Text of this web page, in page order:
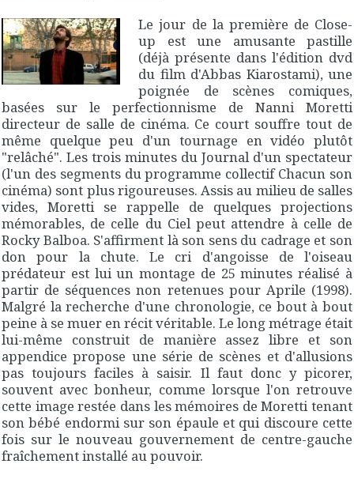
Le jour de la première de Close-
up est une amusante pastille
(déjà présente dans l'édition dvd
du film d'Abbas Kiarostami), une
poignée de scènes comiques,
basées sur le perfectionnisme de Nanni Moretti
directeur de salle de cinéma. Ce court souffre tout de
même quelque peu d'un tournage en vidéo plutôt
"relâché". Les trois minutes du Journal d'un spectateur
(l'un des segments du programme collectifChacun son
cinéma) sont plus rigoureuses. Assis au milieu de salles
vides, Moretti se rappelle de quelques projections
mémorables, de celle du Ciel peut attendre à celle de
Rocky Balboa. S'affirment là son sens du cadrage et son
don pour la chute. Le cri d'angoisse de l'oiseau
prédateur est lui un montage de 25 minutes réalisé à
partir de séquences non retenues pour Aprile (1998).
Malgré la recherche d'une chronologie, ce bout à bout
peine à se muer en récit véritable. Le long métrage était
lui-même construit de manière assez libre et son
appendice propose une série de scènes et d'allusions
pas toujours faciles à saisir. Il faut donc y picorer,
souvent avec bonheur, comme lorsque l'on retrouve
cette image restée dans les mémoires de Moretti tenant
son bébé endormi sur son épaule et qui discoure cette
fois sur le nouveau gouvernement de centre-gauche
fraîchement installé au pouvoir.